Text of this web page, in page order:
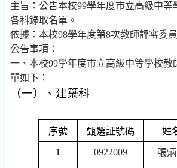
主旨： 公告本校99學年度市立高級中等
各科錄取名單。
依據：本校98學年度第8次教師評審委
公告事項 ：
一、本校99學年度市立高級中等學校教
單如下 ：
（一）、建築科
序號 甄選証號碼 姓
1 0922009 張